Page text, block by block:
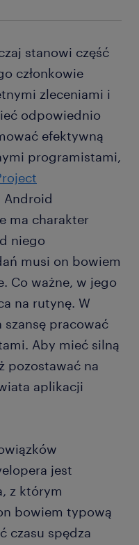
z innymi
więc
i predyspozycji.
stanowi część
członkowie
zleceniami i
odpowiednio
efektywną
programistami,
Android
ma charakter
niego
musi on bowiem
Co ważne, w jego
na rutynę. W
pracować
Aby mieć silną
pozostawać na
aplikacji
jest
z którym
bowiem typową
czasu spędza